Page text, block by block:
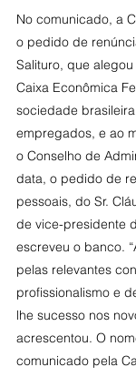
No comunicado, a
o pedido de
Salituro, que
Caixa Econômica
sociedade
empregados, e ao
o Conselho de
data, o pedido de
pessoais, do Sr.
de vice-presidente
escreveu o banco.
pelas relevantes
profissionalismo e
lhe sucesso nos
acrescentou. O
comunicado pela